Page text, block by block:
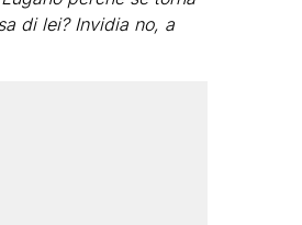
di lei? Invidia no, a